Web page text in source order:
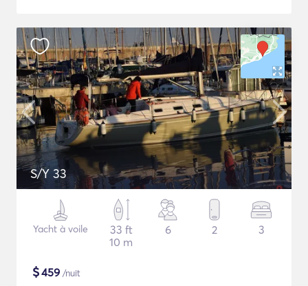
S/Y 33
Yacht à voile
33 ft
10 m
6 2 3
$459 /nuit